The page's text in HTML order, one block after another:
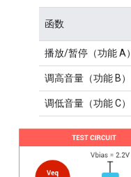
函数
播放/暂停（功能 A）
调高音量（功能 B）
调低音量（功能 C）